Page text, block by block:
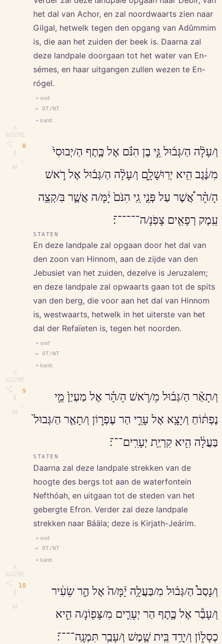
⎘
\u229E
M
het dal van Achor, en zal noordwaarts zien naar
Gilgal, hetwelk tegen den opgang van Adûmmim
is, die aan het zuiden der beek is. Daarna zal
deze landpale doorgaan tot het water van En-
sémes, en haar uitgangen zullen wezen te En-
rógel.
+ xref
↔ OT/NT
+ kantt.
8
⎘
\u229E
M
וְ/עָלָ֨ה הַ/גְּב֜וּל גֵּ֣י בֶן הִנֹּ֗ם אֶל כֶּ֤תֶף הַ/יְבוּסִי֙
מִ/נֶּ֔גֶב הִ֖יא יְרֽוּשָׁלִָ֑ם וְ/עָלָ֨ה הַ/גְּב֜וּל אֶל רֹ֣אשׁ
הָ/הָ֗ר אֲ֠שֶׁר עַל פְּנֵ֤י גֵֽי הִנֹּם֙ יָ֔מָּ/ה אֲשֶׁ֛ר בִּ/קְצֵ֥ה
עֵֽמֶק רְפָאִ֖ים צָפֹֽנָ/ה־־־־־־׃
STATEN
En deze landpale zal opgaan door het dal van
den zoon van Hinnom, aan de zijde van den
Jebusiet van het zuiden, dezelve is Jeruzalem;
en deze landpale zal opwaarts gaan tot de spits
van den berg, die voor aan het dal van Hinnom
is, westwaarts, hetwelk in het uiterste van het
dal der Refaïeten is, tegen het noorden.
+ xref
↔ OT/NT
+ kantt.
9
⎘
\u229E
M
וְ/תָאַ֨ר הַ/גְּב֜וּל מֵ/רֹ֣אשׁ הָ/הָ֗ר אֶל מַעְיַן֙ מֵ֣י
נֶפְתּ֔וֹחַ וְ/יָצָ֖א אֶל עָרֵ֣י הַר עֶפְר֑וֹן וְ/תָאַ֤ר הַ/גְּבוּל֙
בַּעֲלָ֔ה הִ֖יא קִרְיַ֥ת יְעָרִֽים־־־׃
STATEN
Daarna zal deze landpale strekken van de
hoogte des bergs tot aan de waterfontein
Nefthóah, en uitgaan tot de steden van het
gebergte Efron. Verder zal deze landpale
strekken naar Báäla; deze is Kirjath-Jeárim.
+ xref
↔ OT/NT
+ kantt.
10
וְ/נָסַב֩ הַ/גְּב֨וּל מִ/בַּעֲלָ֥ה יָ֨מָּ/ה֙ אֶל הַ֣ר שֵׂעִ֔יר
וְ/עָבַ֕ר אֶל כֶּ֧תֶף הַר יְעָרִ֛ים מִ/צָּפ֖וֹנָ/ה הִ֣יא
כְסָל֑וֹן וְ/יָרַ֥ד בֵּֽית שֶׁ֖מֶשׁ וְ/עָבַ֥ר תִּמְנָֽה־־־־׃